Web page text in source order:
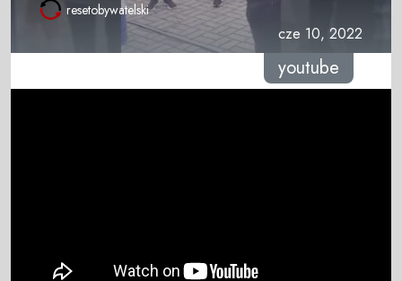
resetobywatelski
cze 10, 2022
youtube